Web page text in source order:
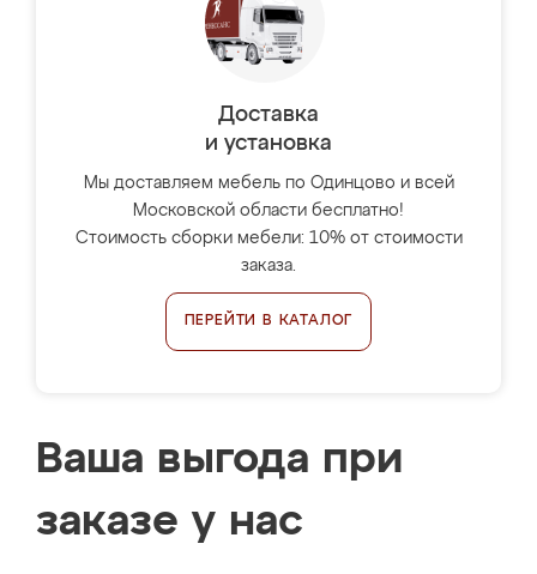
Доставка
и установка
Мы доставляем мебель по Одинцово и всей
Московской области бесплатно!
Стоимость сборки мебели: 10% от стоимости
заказа.
ПЕРЕЙТИ В КАТАЛОГ
Ваша выгода при
заказе у нас